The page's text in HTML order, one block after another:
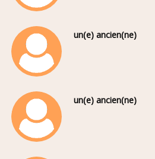
un(e) ancien(ne)
un(e) ancien(ne)